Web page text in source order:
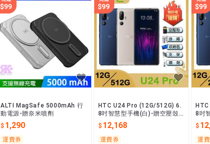
ALTI MagSafe 5000mAh 行
動電源-贈奈米噴劑
1,290
運費券
HTC U24 Pro (12G/512G) 6.
8吋智慧型手機(白)-贈空壓殼
+掛繩+韓版包+指環支架+噴
劑 12,168
運費券
8吋
+掛
劑
運